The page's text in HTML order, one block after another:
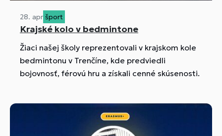
28. apr šport
Krajské kolo v bedmintone
Žiaci našej školy reprezentovali v krajskom kole
bedmintonu v Trenčíne, kde predviedli
bojovnosť, férovú hru a získali cenné skúsenosti.